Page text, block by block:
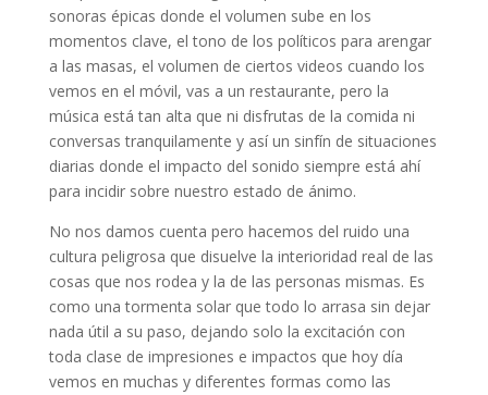
sonoras épicas donde el volumen sube en los
momentos clave, el tono de los políticos para arengar
a las masas, el volumen de ciertos videos cuando los
vemos en el móvil, vas a un restaurante, pero la
música está tan alta que ni disfrutas de la comida ni
conversas tranquilamente y así un sinfín de situaciones
diarias donde el impacto del sonido siempre está ahí
para incidir sobre nuestro estado de ánimo.
No nos damos cuenta pero hacemos del ruido una
cultura peligrosa que disuelve la interioridad real de las
cosas que nos rodea y la de las personas mismas. Es
como una tormenta solar que todo lo arrasa sin dejar
nada útil a su paso, dejando solo la excitación con
toda clase de impresiones e impactos que hoy día
vemos en muchas y diferentes formas como las